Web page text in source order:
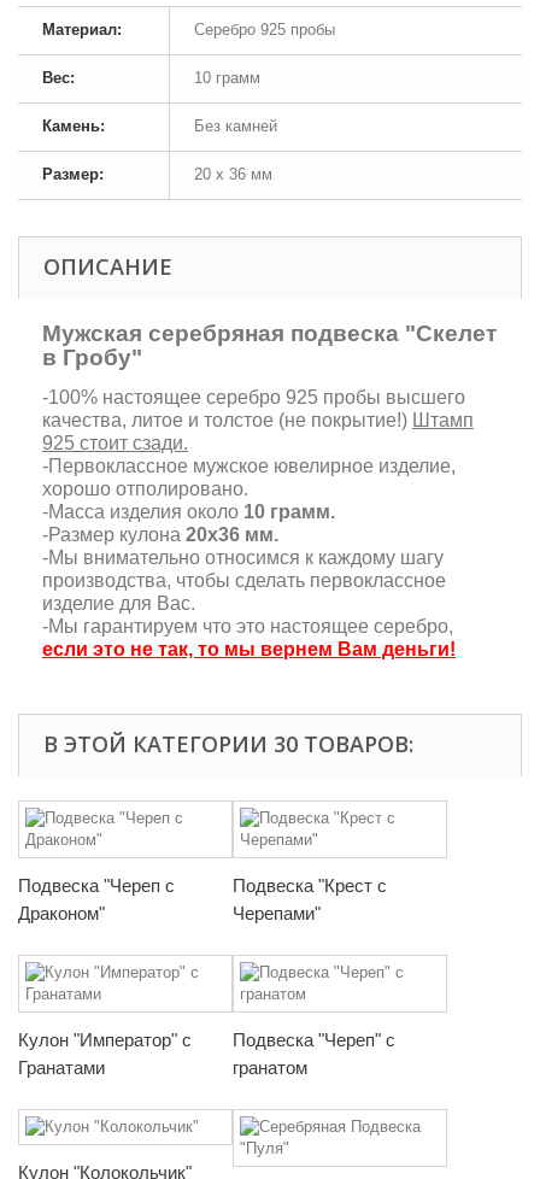
Материал: Серебро 925 пробы
Вес: 10 грамм
Камень: Без камней
Размер: 20 х 36 мм
ОПИСАНИЕ
Мужская серебряная подвеска "Скелет
в Гробу"
-100% настоящее серебро 925 пробы высшего
качества, литое и толстое (не покрытие!) Штамп
925 стоит сзади.
-Первоклассное мужское ювелирное изделие,
хорошо отполировано.
-Масса изделия около 10 грамм.
-Размер кулона 20х36 мм.
-Мы внимательно относимся к каждому шагу
производства, чтобы сделать первоклассное
изделие для Вас.
-Мы гарантируем что это настоящее серебро,
если это не так, то мы вернем Вам деньги!
В ЭТОЙ КАТЕГОРИИ 30 ТОВАРОВ:
Подвеска "Череп с
Драконом"
Подвеска "Крест с
Черепами"
Кулон "Император" с
Гранатами
Подвеска "Череп" с
гранатом
Кулон "Колокольчик"